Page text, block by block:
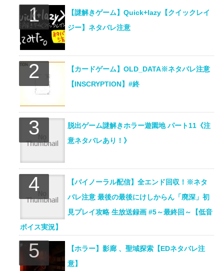
【謎解きゲーム】Quick+lazy【クイックレイ
ジー】ネタバレ注意
【カードゲーム】OLD_DATA※ネタバレ注意
【INSCRYPTION】#終
脱出ゲーム謎解きホラー遊園地 パート11《注
意ネタバレあり！》
【バイノーラル配信】全エンド回収！※ネタ
バレ注意 最後の最後にけしからん「廃深」初
見プレイ攻略 生放送録画 #5～最終回～【低音
ボイス実況】
【ホラー】影廊 、聖域探索【EDネタバレ注
意】